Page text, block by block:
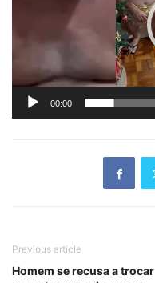
00:00
Previous article
Homem se recusa a trocar